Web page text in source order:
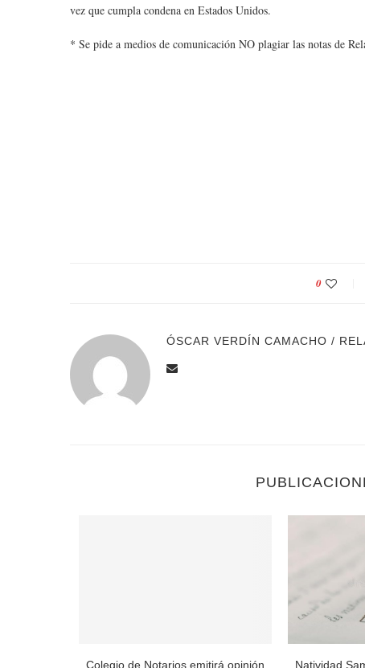
vez que cumpla condena en Estados Unidos.
* Se pide a medios de comunicación NO plagiar las notas de
0
ÓSCAR VERDÍN CAMACHO /
Colegio de Notarios emitirá opinión Natividad